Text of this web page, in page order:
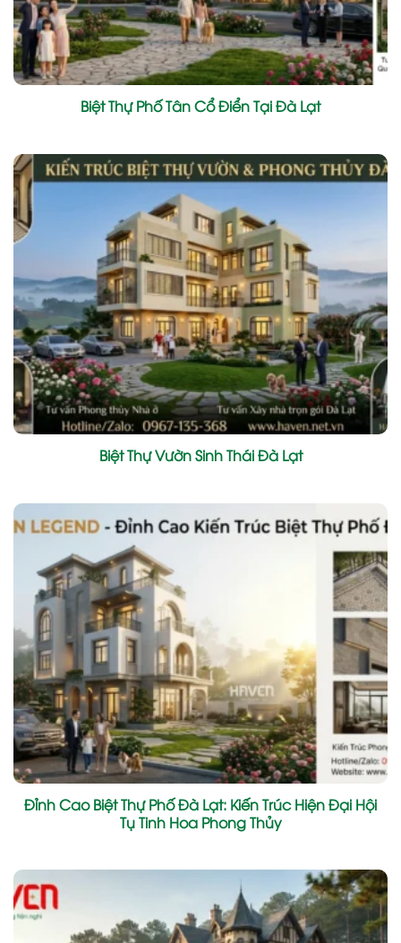
Biệt Thự Phố Tân Cổ Điển Tại Đà Lạt
Biệt Thự Vườn Sinh Thái Đà Lạt
Đỉnh Cao Biệt Thự Phố Đà Lạt: Kiến Trúc Hiện Đại Hội
Tụ Tinh Hoa Phong Thủy